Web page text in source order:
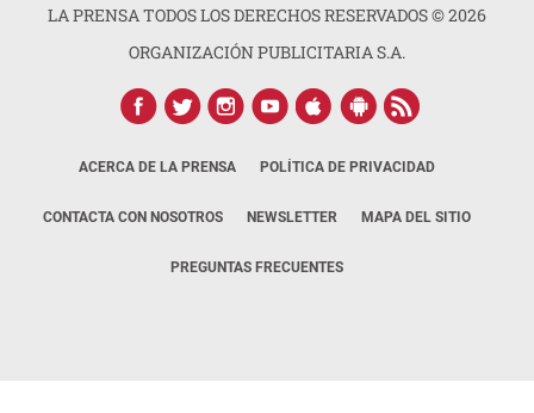
LA PRENSA TODOS LOS DERECHOS RESERVADOS ©2026
ORGANIZACIÓN PUBLICITARIA S.A.
ACERCA DE LA PRENSA POLÍTICA DE PRIVACIDAD
CONTACTA CON NOSOTROS NEWSLETTER MAPA DEL SITIO
PREGUNTAS FRECUENTES